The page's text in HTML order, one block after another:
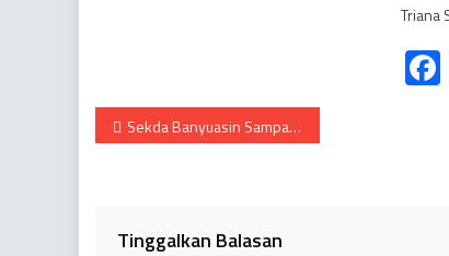
Triana
Navigasi
Sekda Banyuasin Sampaikan Pesan Bupati dalam Apel Gabungan
Tinggalkan Balasan